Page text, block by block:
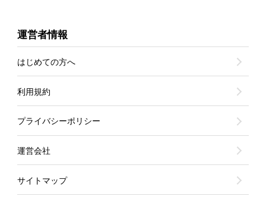
運営者情報
はじめての方へ
利用規約
プライバシーポリシー
運営会社
サイトマップ